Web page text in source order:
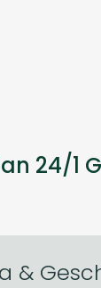
24/1
&